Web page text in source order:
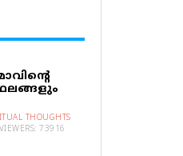
THOUGHTS
73916